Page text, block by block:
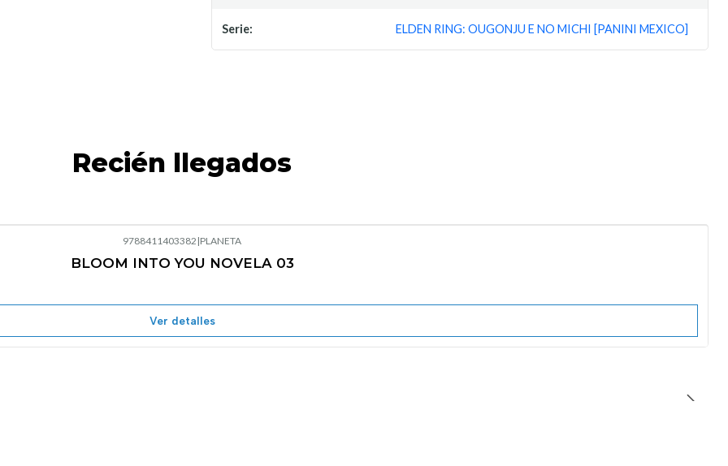
Serie: ELDEN RING: OUGONJU E NO MICHI [PANINI MEXICO]
Recién llegados
9788411403382 |PLANETA
BLOOM INTO YOU NOVELA 03
Ver detalles